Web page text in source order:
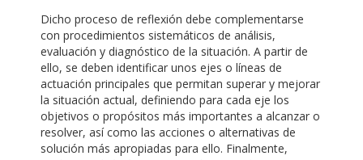
Dicho proceso de reflexión debe complementarse
con procedimientos sistemáticos de análisis,
evaluación y diagnóstico de la situación. A partir de
ello, se deben identificar unos ejes o líneas de
actuación principales que permitan superar y mejorar
la situación actual, definiendo para cada eje los
objetivos o propósitos más importantes a alcanzar o
resolver, así como las acciones o alternativas de
solución más apropiadas para ello. Finalmente,